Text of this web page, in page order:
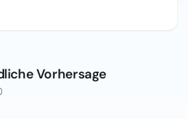
Vorhersage